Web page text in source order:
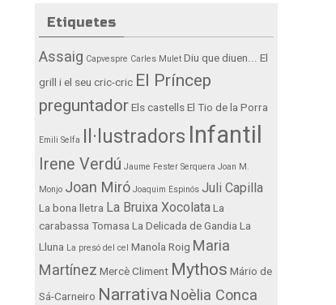
Etiquetes
Assaig Capvespre Carles Mulet Diu que diuen...
El
grill i el seu cric-cric El Príncep
preguntadorEls castellsEl Tio de la Porra
Emili Selfa Il·lustradors Infantil
Irene Verdú Jaume Fester Serquera Joan M.
Monjo Joan Miró Joaquim Espinós Juli Capilla
La bona lletra La Bruixa XocolataLa
carabassa Tomasa La Delicada de Gandia La
Lluna La presó del cel Manola Roig Maria
Martínez Mercè Climent Mythos Mário de
Sá-Carneiro NarrativaNoèlia Conca